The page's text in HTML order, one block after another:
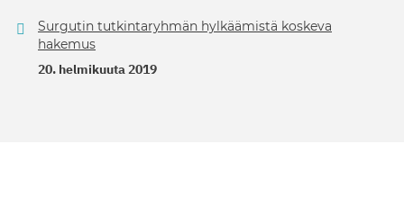
Surgutin tutkintaryhmän hylkäämistä koskeva
hakemus
20. helmikuuta 2019